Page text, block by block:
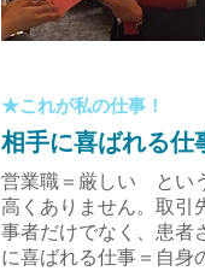
★これが私の仕事！
相手に喜ばれる仕
営業職＝厳しい とい
高くありません。取引
事者だけでなく、患者
に喜ばれる仕事＝自身